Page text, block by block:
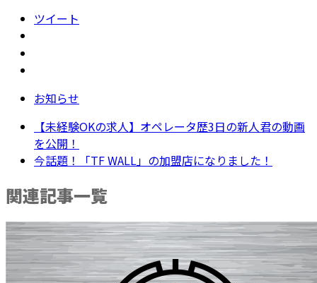
ツイート
お知らせ
【未経験OKの求人】オペレータ歴3日の新人君の動画
を公開！
今話題！「TF WALL」の加盟店になりました！
関連記事一覧